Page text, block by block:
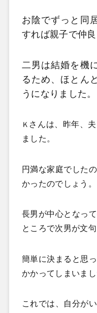
お陰でずっと同
すれば親子で仲
二男は結婚を機
るため、ほとん
うになりました。
Ｋ さんは、昨年、
ました。
円満な家庭でした
かったのでしょう。
長男が中心となっ
ところで次男が文
簡単に決まると思
かかってしまいまし
これでは、自分が